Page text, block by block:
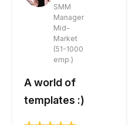
SMM
Manager
Mid-
Market
(51-1000
emp.)
A world of
templates :)